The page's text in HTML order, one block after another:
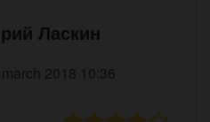
Ласкин
2018 10:36